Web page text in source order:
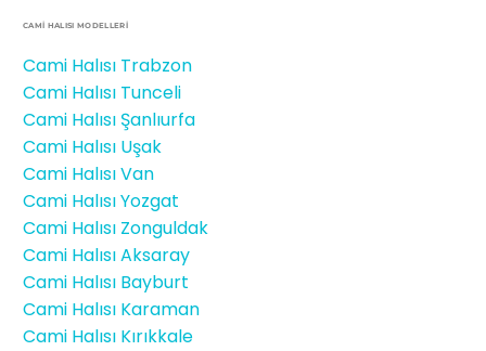
CAMİ HALISI MODELLERI
Cami Halısı Trabzon
Cami Halısı Tunceli
Cami Halısı Şanlıurfa
Cami Halısı Uşak
Cami Halısı Van
Cami Halısı Yozgat
Cami Halısı Zonguldak
Cami Halısı Aksaray
Cami Halısı Bayburt
Cami Halısı Karaman
Cami Halısı Kırıkkale